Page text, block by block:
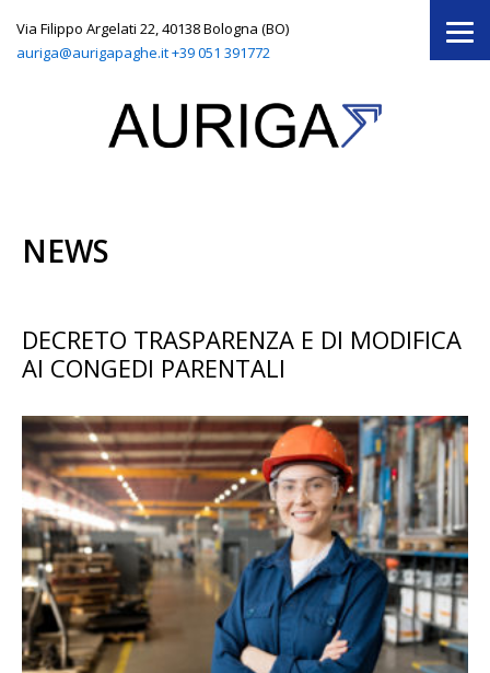
Via Filippo Argelati 22, 40138 Bologna (BO)
auriga@aurigapaghe.it+39 051 391772
NEWS
DECRETO TRASPARENZA E DI MODIFICA
AI CONGEDI PARENTALI